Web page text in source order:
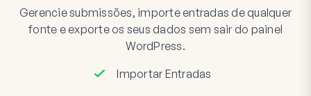
Gerencie submissões, importe entradas de qualquer
fonte e exporte os seus dados sem sair do painel
WordPress.
Importar Entradas